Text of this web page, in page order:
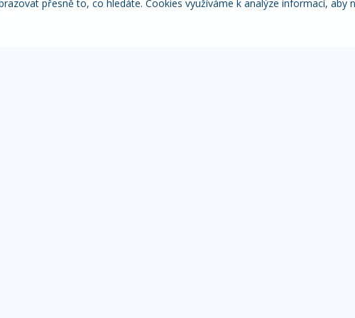
přesně to, co hledáte. Cookies využíváme k analýze informací, aby